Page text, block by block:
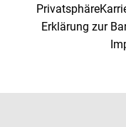
Privatsphäre
Erklärung zur